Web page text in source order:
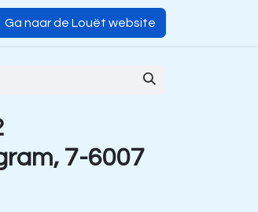
Ga naar de Louët website
7-6007